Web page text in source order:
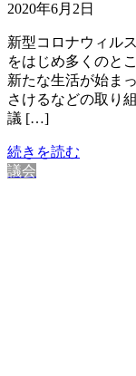
2020年6月2日
新型コロナウィル
をはじめ多くのと
新たな生活が始ま
さけるなどの取り
議 […]
続きを読む
議会